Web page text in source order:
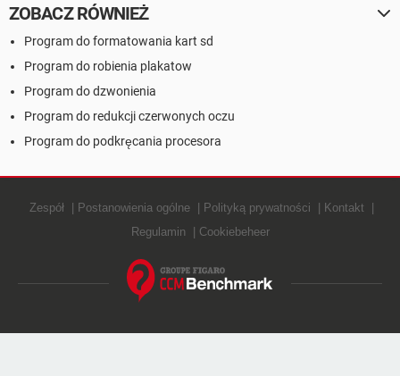
ZOBACZ RÓWNIEŻ
Program do formatowania kart sd
Program do robienia plakatow
Program do dzwonienia
Program do redukcji czerwonych oczu
Program do podkręcania procesora
Zespół Postanowienia ogólne Polityką prywatności
Kontakt
Regulamin
Cookiebeheer